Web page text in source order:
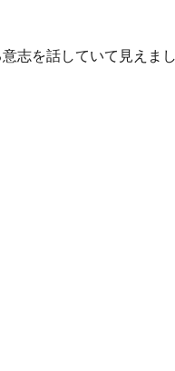
志を話していて見えまし